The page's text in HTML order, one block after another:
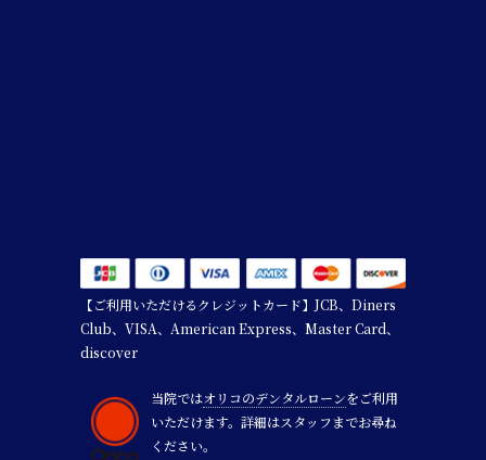
【ご利用いただけるクレジットカード】JCB、Diners
Club、VISA、American Express、Master Card、
discover
当院ではオリコのデンタルローンをご利用
いただけます。詳細はスタッフまでお尋ね
ください。